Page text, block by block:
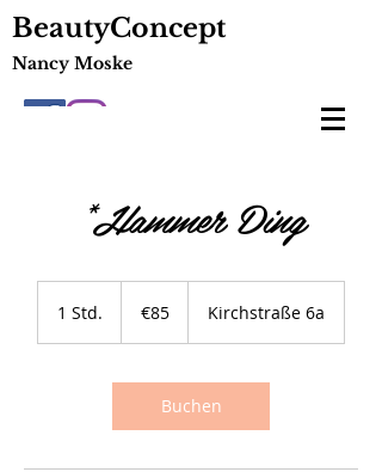
BeautyConcept
Nancy Moske
*Hammer Ding
1 Std.
d
€85 Kirchstraße 6a
Buchen